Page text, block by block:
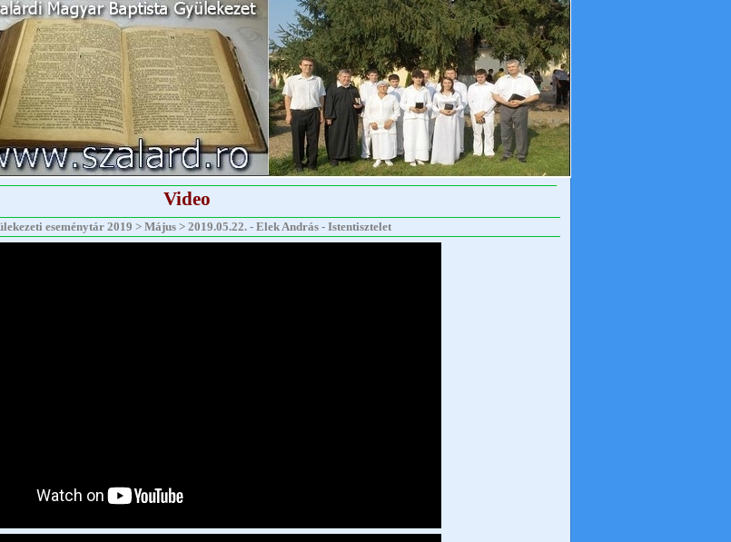
Video
eseménytár 2019 > Május > 2019.05.22. - Elek András - Istentisztelet